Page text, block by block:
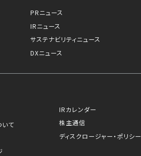
PRニュース
IRニュース
サステナビリティニュース
DXニュース
て
IRカレンダー
株主通信
ディスクロージャー・ポリシー